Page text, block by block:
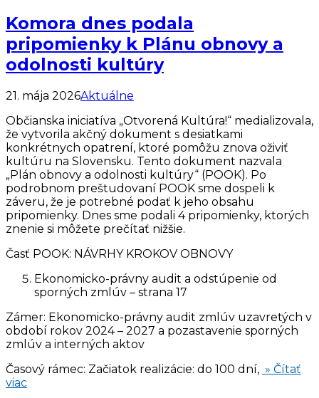
Komora dnes podala
pripomienky k Plánu obnovy a
odolnosti kultúry
21. mája 2026Aktuálne
Občianska iniciatíva „Otvorená Kultúra!“ medializovala,
že vytvorila akčný dokument s desiatkami
konkrétnych opatrení, ktoré pomôžu znova oživiť
kultúru na Slovensku. Tento dokument nazvala
„Plán obnovy a odolnosti kultúry“ (POOK). Po
podrobnom preštudovaní POOK sme dospeli k
záveru, že je potrebné podať k jeho obsahu
pripomienky. Dnes sme podali 4 pripomienky, ktorých
znenie si môžete prečítať nižšie.
Časť POOK: NÁVRHY KROKOV OBNOVY
Ekonomicko-právny audit a odstúpenie od
sporných zmlúv – strana 17
Zámer: Ekonomicko-právny audit zmlúv uzavretých v
období rokov 2024 – 2027 a pozastavenie sporných
zmlúv a interných aktov
Časový rámec: Začiatok realizácie: do 100 dní, » Čítať
viac